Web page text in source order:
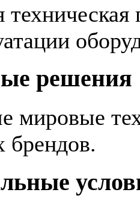
техническая
решения
мировые
брендов.